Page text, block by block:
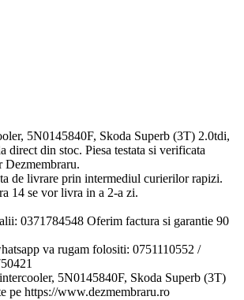
5N0145840F, Skoda Superb (3T) 2.0tdi,
direct din stoc. Piesa testata si verificata
Dezmembraru.
de livrare prin intermediul curierilor rapizi.
14 se vor livra in a 2-a zi.
0371784548 Oferim factura si garantie 90
va rugam folositi: 0751110552 /
5N0145840F, Skoda Superb (3T)
pe https://www.dezmembraru.ro